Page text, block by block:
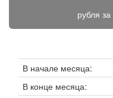
рубля за
В начале месяца:
В конце месяца: